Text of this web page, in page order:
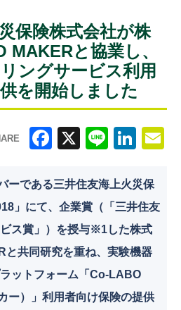
保険株式会社が株
MAKERと協業し、
ングサービス利用
を開始しました
a
c
e
b
o
o
n
e
n
k
e
dI
n
m
ai
ーである三井住友海上火災保
」にて、企業賞（「三井住友
ス賞」）を授与※1した株式
共同研究を重ね、実験機器
ットフォーム「Co-LABO
ー）」利用者向け保険の提供